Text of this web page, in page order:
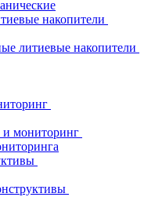
накопители
литиевые накопители
и мониторинг